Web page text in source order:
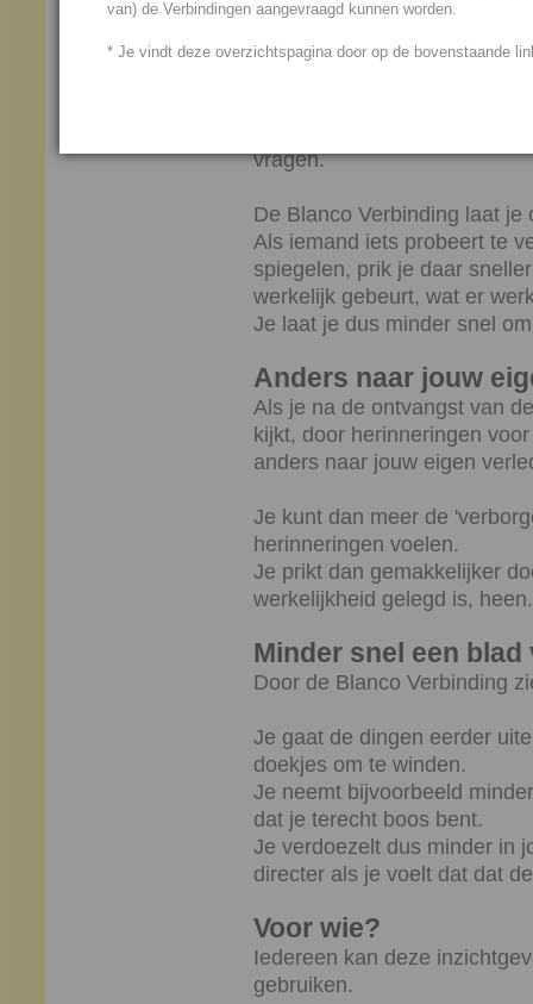
niet meteen volgens een
zult met deze Verbinding
vragen.
De Blanco Verbinding laat
Als iemand iets probeert te
spiegelen, prik je daar
werkelijk gebeurt, wat er
Je laat je dus minder snel
Anders naar jouw
Als je na de ontvangst van
kijkt, door herinneringen
anders naar jouw eigen
Je kunt dan meer de
herinneringen voelen.
Je prikt dan gemakkelijker
werkelijkheid gelegd is, heen.
Minder snel een
Door de Blanco Verbinding
Je gaat de dingen eerder
doekjes om te winden.
Je neemt bijvoorbeeld
dat je terecht boos bent.
Je verdoezelt dus minder in
directer als je voelt dat dat
Voor wie?
Iedereen kan deze
gebruiken.
van) de Verbindingen aangevraagd kunnen worden.
* Je vindt deze overzichtspagina door op de bovenstaande